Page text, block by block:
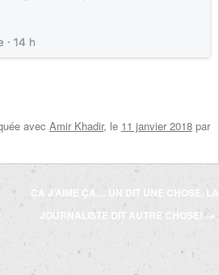
avec Amir Khadir, le 11 janvier 2018 par
ÇA J’AIME ÇA… UN DIT UNE CHOSE, LA
JOURNALISTE DIT AUTRE CHOSE!→